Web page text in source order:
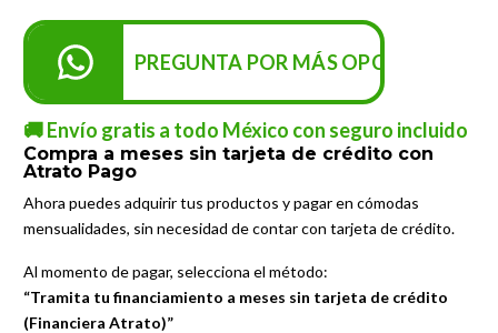
PREGUNTA POR MÁS OPCIONES DE
🚚 Envío gratis a todo México con seguro incluido
Compra a meses sin tarjeta de crédito con
Atrato Pago
Ahora puedes adquirir tus productos y pagar en cómodas
mensualidades, sin necesidad de contar con tarjeta de crédito.
Al momento de pagar, selecciona el método:
“Tramita tu financiamiento a meses sin tarjeta de crédito
(Financiera Atrato)”